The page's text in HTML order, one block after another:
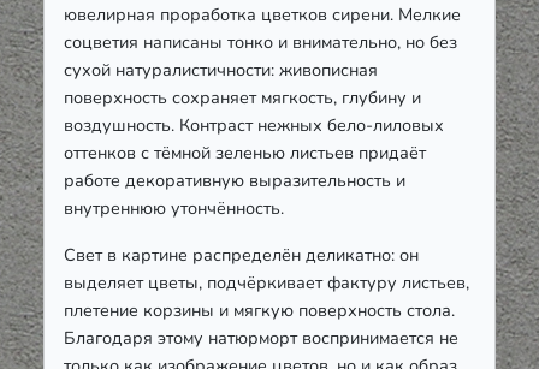
ювелирная проработка цветков сирени. Мелкие
соцветия написаны тонко и внимательно, но без
сухой натуралистичности: живописная
поверхность сохраняет мягкость, глубину и
воздушность. Контраст нежных бело-лиловых
оттенков с тёмной зеленью листьев придаёт
работе декоративную выразительность и
внутреннюю утончённость.
Свет в картине распределён деликатно: он
выделяет цветы, подчёркивает фактуру листьев,
плетение корзины и мягкую поверхность стола.
Благодаря этому натюрморт воспринимается не